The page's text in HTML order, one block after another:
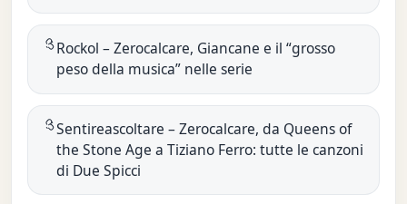
Rockol – Zerocalcare, Giancane e il “grosso
peso della musica” nelle serie
Sentireascoltare – Zerocalcare, da Queens of
the Stone Age a Tiziano Ferro: tutte le canzoni
di Due Spicci